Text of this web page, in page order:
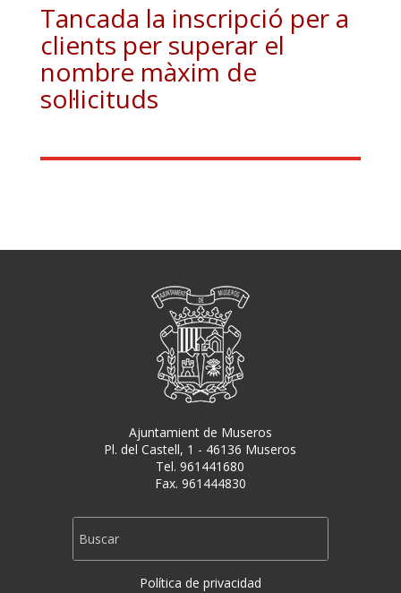
Tancada la inscripció per a
clients per superar el
nombre màxim de
sol·licituds
Ajuntamient de Museros
Pl. del Castell, 1 - 46136 Museros
Tel. 961441680
Fax. 961444830
Política de privacidad